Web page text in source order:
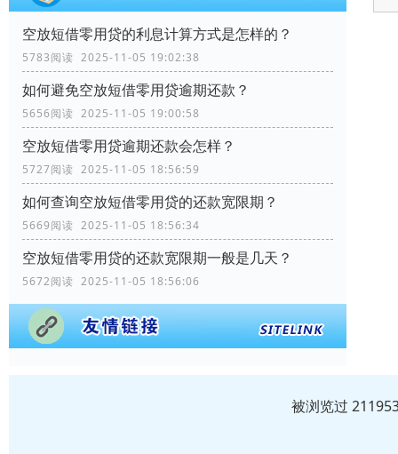
空放短借零用贷的利息计算方式是怎样的？
5783阅读 2025-11-05 19:02:38
如何避免空放短借零用贷逾期还款？
5656阅读 2025-11-05 19:00:58
空放短借零用贷逾期还款会怎样？
5727阅读 2025-11-05 18:56:59
如何查询空放短借零用贷的还款宽限期？
5669阅读 2025-11-05 18:56:34
空放短借零用贷的还款宽限期一般是几天？
5672阅读 2025-11-05 18:56:06
被浏览过